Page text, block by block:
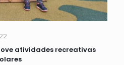
atividades recreativas